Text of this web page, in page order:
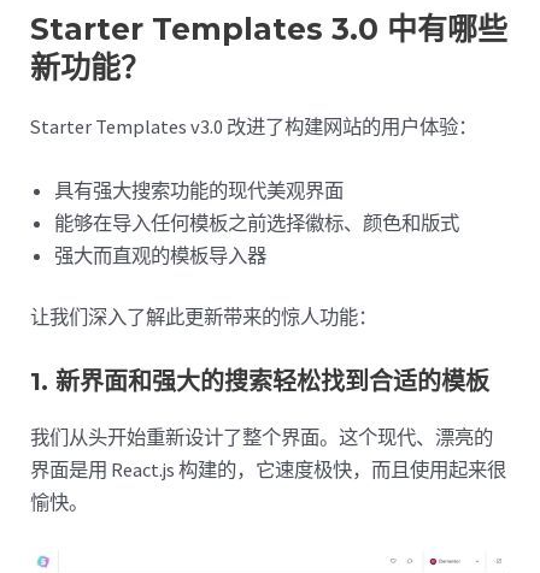
Starter Templates 3.0 中有哪些
新功能？
Starter Templates v3.0 改进了构建网站的用户体验：
具有强大搜索功能的现代美观界面
能够在导入任何模板之前选择徽标、颜色和版式
强大而直观的模板导入器
让我们深入了解此更新带来的惊人功能：
1. 新界面和强大的搜索轻松找到合适的模板
我们从头开始重新设计了整个界面。这个现代、漂亮的
界面是用 React.js 构建的，它速度极快，而且使用起来很
愉快。